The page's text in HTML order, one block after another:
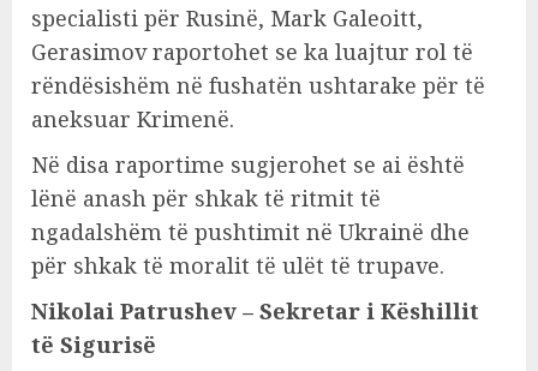
specialisti për Rusinë, Mark Galeoitt,
Gerasimov raportohet se ka luajtur rol të
rëndësishëm në fushatën ushtarake për të
aneksuar Krimenë.
Në disa raportime sugjerohet se ai është
lënë anash për shkak të ritmit të
ngadalshëm të pushtimit në Ukrainë dhe
për shkak të moralit të ulët të trupave.
Nikolai Patrushev – Sekretar i Këshillit
të Sigurisë